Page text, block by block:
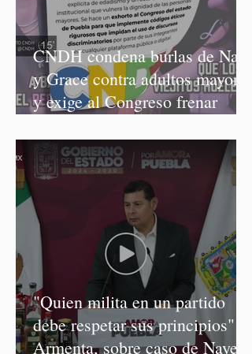
CNDH condena burlas de Nay
y Grace contra adultos mayores
y exige al Congreso frenar
"Quien milita en un partido
debe respetar sus principios":
Armenta, sobre caso de Nayeli